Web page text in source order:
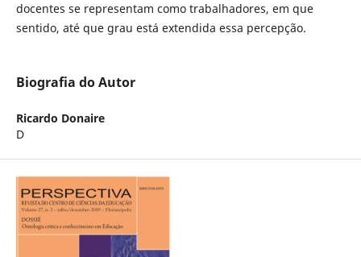
docentes se representam como trabalhadores, em que
sentido, até que grau está extendida essa percepção.
Biografia do Autor
Ricardo Donaire
D